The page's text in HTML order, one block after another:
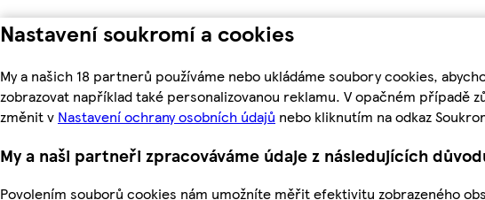
Nastavení soukromí a cookies
My a našich 18 partnerů používáme nebo ukládáme soubory cookies,
zobrazovat například také personalizovanou reklamu. V opačném
změnit v Nastavení ochrany osobních údajů nebo kliknutím na odkaz
My a naši partneři zpracováváme údaje z následujících
Povolením souborů cookies nám umožníte měřit efektivitu zobrazeného